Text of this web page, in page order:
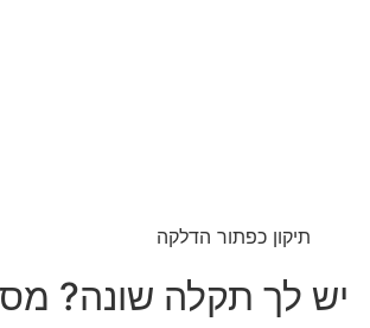
תיקון כפתור הדלקה
יש לך תקלה שונה?